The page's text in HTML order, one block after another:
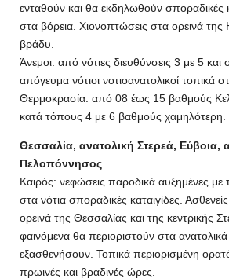
ενταθούν και θα εκδηλωθούν σποραδικές
στα βόρεια. Χιονοπτώσεις στα ορεινά
βράδυ.
Άνεμοι: από νότιες διευθύνσεις 3 με 5
απόγευμα νότιοι νοτιοανατολικοί τοπικά
Θερμοκρασία: από 08 έως 15 βαθμούς
κατά τόπους 4 με 6 βαθμούς χαμηλότερη.
Θεσσαλία, ανατολική Στερεά, Εύβοια,
Πελοπόννησος
Καιρός: νεφώσεις παροδικά αυξημένες με
στα νότια σποραδικές καταιγίδες.
ορεινά της Θεσσαλίας και της κεντρικής
φαινόμενα θα περιοριστούν στα ανατολικά
εξασθενήσουν. Τοπικά περιορισμένη
πρωινές και βραδινές ώρες.